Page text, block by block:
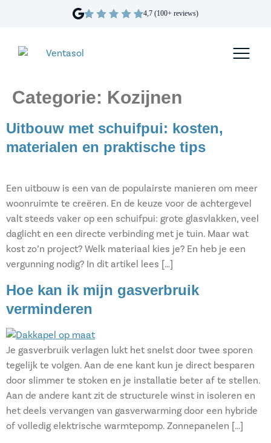
4,7 (100+ reviews)
Categorie: Kozijnen
Uitbouw met schuifpui: kosten,
materialen en praktische tips
Een uitbouw is een van de populairste manieren om meer
woonruimte te creëren. En de keuze voor de achtergevel
valt steeds vaker op een schuifpui: grote glasvlakken, veel
daglicht en een directe verbinding met je tuin. Maar wat
kost zo’n project? Welk materiaal kies je? En heb je een
vergunning nodig? In dit artikel lees […]
Hoe kan ik mijn gasverbruik
verminderen
Je gasverbruik verlagen lukt het snelst door twee sporen
tegelijk te volgen. Aan de ene kant kun je direct besparen
door slimmer te stoken en je installatie beter af te stellen.
Aan de andere kant zit de structurele winst in isoleren en
het deels vervangen van gasverwarming door een hybride
of volledig elektrische warmtepomp. Zonnepanelen […]